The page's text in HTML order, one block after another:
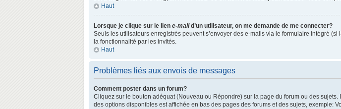
Haut
Lorsque je clique sur le lien e-maild’un utilisateur, on me demande de me connecter?
Seuls les utilisateurs enregistrés peuvent s’envoyer des e-mails via le formulaire intégré
la fonctionnalité par les invités.
Haut
Problèmes liés aux envois de messages
Comment poster dans un forum?
Cliquez sur le bouton adéquat (Nouveau ou Répondre) sur la page du forum ou des
des options disponibles est affichée en bas des pages des forums et des sujets, exemple: